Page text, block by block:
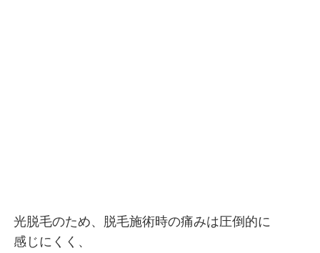
光脱毛のため、脱毛施術時の痛みは圧倒的に
感じにくく、